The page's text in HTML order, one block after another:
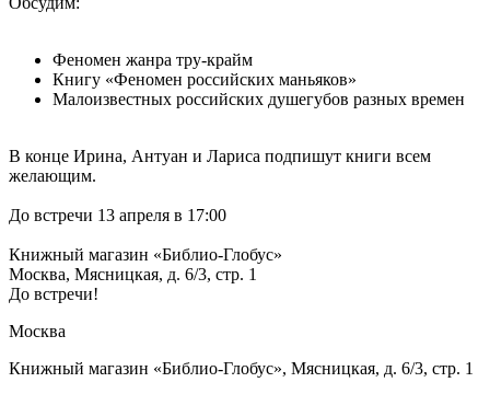
Феномен жанра тру-крайм
Книгу «Феномен российских маньяков»
Малоизвестных российских душегубов разных времен
В конце Ирина, Антуан и Лариса подпишут книги всем
желающим.
До встречи 13 апреля в 17:00
Книжный магазин «Библио-Глобус»
Москва, Мясницкая, д. 6/3, стр. 1
До встречи!
Москва
Книжный магазин «Библио-Глобус», Мясницкая, д. 6/3, стр. 1